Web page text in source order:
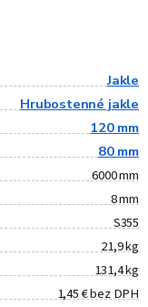
Jakle
Hrubostenné jakle
120 mm
80 mm
6000 mm
8 mm
S355
21,9 kg
131,4 kg
1,45 € bez DPH